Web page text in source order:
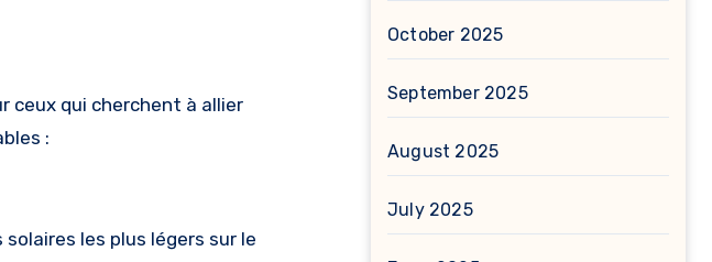
ceux qui cherchent à allier
:
les plus légers sur le
October 2025
September 2025
August 2025
July 2025